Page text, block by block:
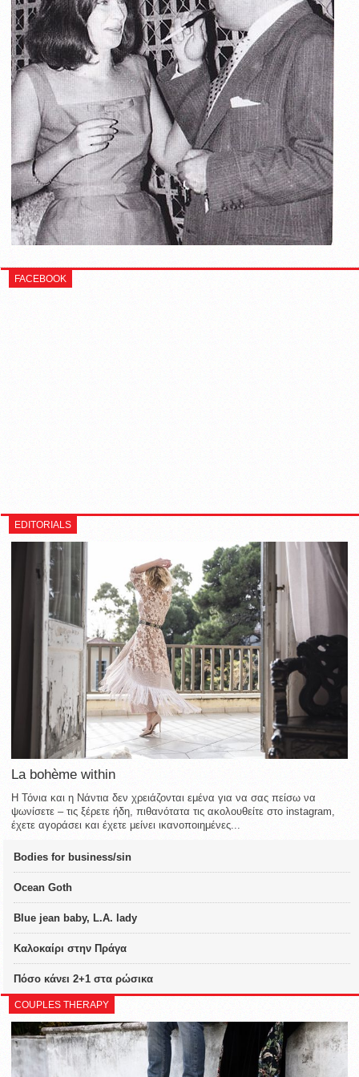
FACEBOOK
EDITORIALS
La bohème within
Η Τόνια και η Νάντια δεν χρειάζονται εμένα για να σας πείσω να
ψωνίσετε – τις ξέρετε ήδη, πιθανότατα τις ακολουθείτε στο instagram,
έχετε αγοράσει και έχετε μείνει ικανοποιημένες...
Bodies for business/sin
Ocean Goth
Blue jean baby, L.A. lady
Καλοκαίρι στην Πράγα
Πόσο κάνει 2+1 στα ρώσικα
COUPLES THERAPY